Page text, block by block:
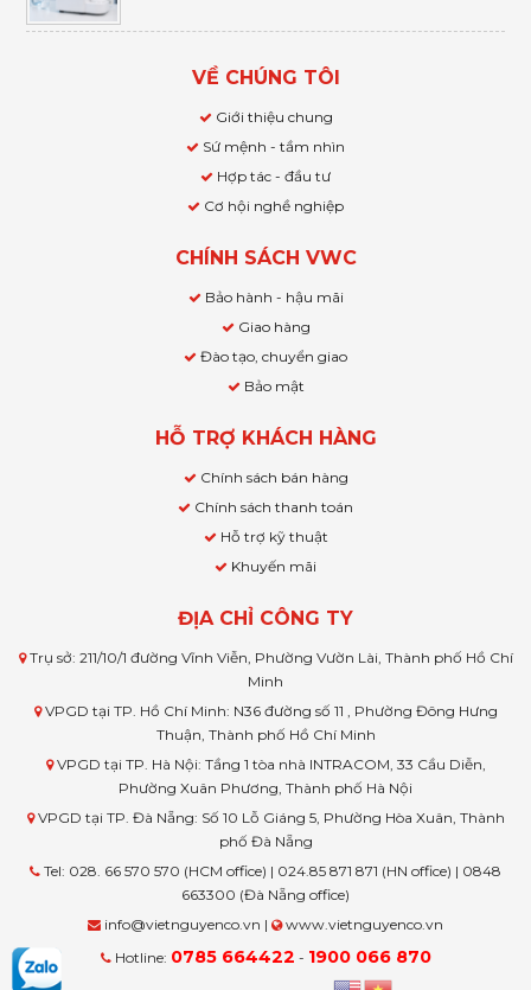
VỀ CHÚNG TÔI
Giới thiệu chung
Sứ mệnh - tầm nhìn
Hợp tác - đầu tư
Cơ hội nghề nghiệp
CHÍNH SÁCH VWC
Bảo hành - hậu mãi
Giao hàng
Đào tạo, chuyển giao
Bảo mật
HỖ TRỢ KHÁCH HÀNG
Chính sách bán hàng
Chính sách thanh toán
Hỗ trợ kỹ thuật
Khuyến mãi
ĐỊA CHỈ CÔNG TY
Trụ sở: 211/10/1 đường Vĩnh Viễn, Phường Vườn Lài, Thành phố Hồ Chí
Minh
VPGD tại TP. Hồ Chí Minh: N36 đường số 11 , Phường Đông Hưng
Thuận, Thành phố Hồ Chí Minh
VPGD tại TP. Hà Nội: Tầng 1 tòa nhà INTRACOM, 33 Cầu Diễn,
Phường Xuân Phương, Thành phố Hà Nội
VPGD tại TP. Đà Nẵng: Số 10 Lỗ Giáng 5, Phường Hòa Xuân, Thành
phố Đà Nẵng
Tel: 028. 66 570 570 (HCM office) | 024.85 871 871 (HN office) | 0848
663300 (Đà Nẵng office)
info@vietnguyenco.vn |
www.vietnguyenco.vn
Hotline: 0785 664422 - 1900 066 870